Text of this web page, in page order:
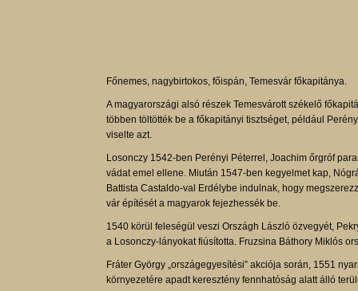
Főnemes, nagybirtokos, főispán, Temesvár főkapitánya.
A magyarországi alsó részek Temesvárott székelő
többen töltötték be a főkapitányi tisztséget, például
viselte azt.
Losonczy 1542-ben Perényi Péterrel, Joachim őrgróf
vádat emel ellene. Miután 1547-ben kegyelmet kap,
Battista Castaldo-val Erdélybe indulnak, hogy
vár építését a magyarok fejezhessék be.
1540 körül feleségül veszi Országh László özvegyét,
a Losonczy-lányokat fiúsította. Fruzsina Báthory Miklós
Fráter György „országegyesítési” akciója során, 1551
környezetére apadt keresztény fennhatóság alatt álló